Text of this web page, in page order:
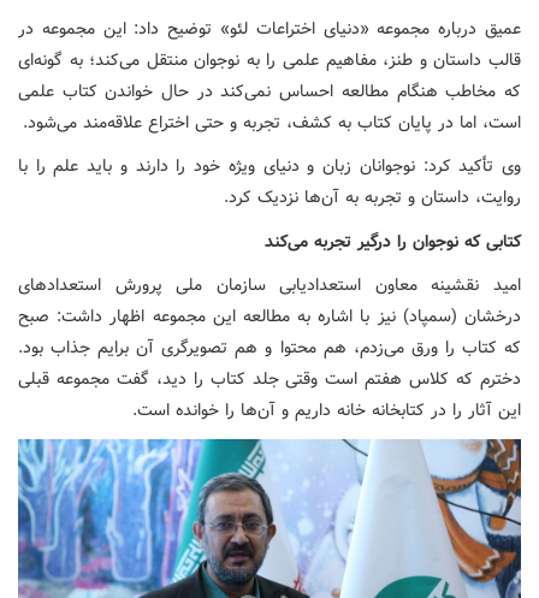
عمیق درباره مجموعه «دنیای اختراعات لئو» توضیح داد: این مجموعه در
قالب داستان و طنز، مفاهیم علمی را به نوجوان منتقل می‌کند؛ به گونه‌ای
که مخاطب هنگام مطالعه احساس نمی‌کند در حال خواندن کتاب علمی
است، اما در پایان کتاب به کشف، تجربه و حتی اختراع علاقه‌مند می‌شود.
وی تأکید کرد: نوجوانان زبان و دنیای ویژه خود را دارند و باید علم را با
روایت، داستان و تجربه به آن‌ها نزدیک کرد.
کتابی که نوجوان را درگیر تجربه می‌کند
امید نقشینه معاون استعدادیابی سازمان ملی پرورش استعدادهای
درخشان (سمپاد) نیز با اشاره به مطالعه این مجموعه اظهار داشت: صبح
که کتاب را ورق می‌زدم، هم محتوا و هم تصویرگری آن برایم جذاب بود.
دخترم که کلاس هفتم است وقتی جلد کتاب را دید، گفت مجموعه قبلی
این آثار را در کتابخانه خانه داریم و آن‌ها را خوانده است.